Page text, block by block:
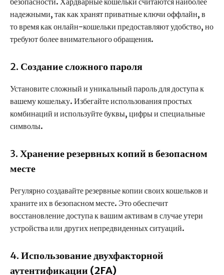
надежными, так как хранят приватные ключи оффлайн, в
то время как онлайн-кошельки предоставляют удобство, но
требуют более внимательного обращения.
2. Создание сложного пароля
Установите сложный и уникальный пароль для доступа к
вашему кошельку. Избегайте использования простых
комбинаций и используйте буквы, цифры и специальные
символы.
3. Хранение резервных копий в безопасном
месте
Регулярно создавайте резервные копии своих кошельков и
храните их в безопасном месте. Это обеспечит
восстановление доступа к вашим активам в случае утери
устройства или других непредвиденных ситуаций.
4. Использование двухфакторной
аутентификации (2FA)